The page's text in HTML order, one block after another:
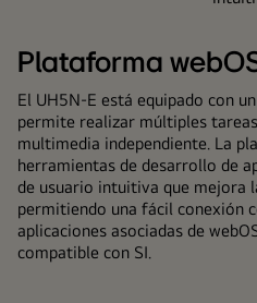
Plataforma
El UH5N-E está equipado con
permite realizar múltiples
multimedia independiente. La
herramientas de desarrollo de
de usuario intuitiva que mejora
permitiendo una fácil conexión
aplicaciones asociadas de
compatible con SI.